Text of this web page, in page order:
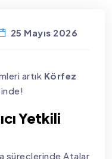
25 Mayıs 2026
artık Körfez
Yetkili
süreçlerinde Atalar